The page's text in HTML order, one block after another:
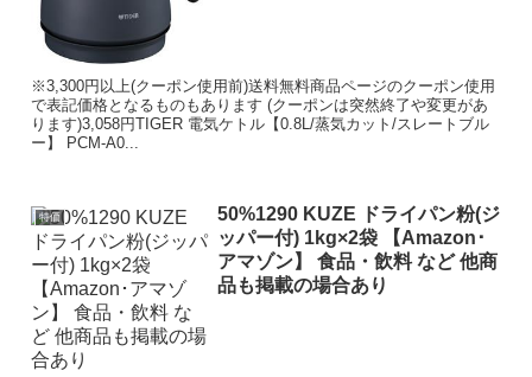
※3,300円以上(クーポン使用前)送料無料商品ページのクーポン使用
で表記価格となるものもあります (クーポンは突然終了や変更があ
ります)3,058円TIGER 電気ケトル【0.8L/蒸気カット/スレートブル
ー】 PCM-A0...
特価
50%1290 KUZE ドライパン粉(ジ
ッパー付) 1kg×2袋 【Amazon･
アマゾン】 食品・飲料 など 他商
品も掲載の場合あり